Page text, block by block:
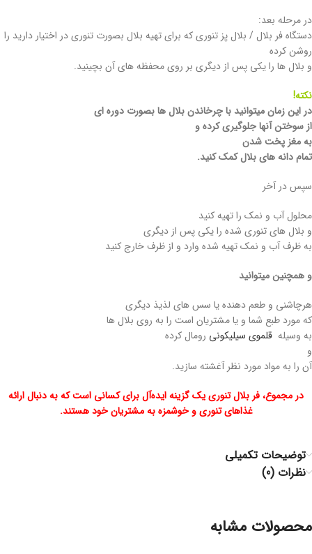
در مرحله بعد:
دستگاه فر بلال / بلال پز تنوری که برای تهیه بلال بصورت تنوری در اختیار دارید را
روشن کرده
و بلال ها را یکی پس از دیگری بر روی محفظه های آن بچینید.
نکته!
در این زمان میتوانید با چرخاندن بلال ها بصورت دوره ای
از سوختن آنها جلوگیری کرده و
به مغز پخت شدن
تمام دانه های بلال کمک کنید.
سپس در آخر
محلول آب و نمک را تهیه کنید
و بلال های تنوری شده را یکی پس از دیگری
به ظرف آب و نمک تهیه شده وارد و از ظرف خارج کنید
و همچنین میتوانید
هرچاشنی و طعم دهنده یا سس های لذیذ دیگری
که مورد طبع شما و یا مشتریان است را به روی بلال ها
به وسیله قلموی سیلیکونی رومال کرده
و
آن را به مواد مورد نظر آغشته سازید.
در مجموع، فر بلال تنوری یک گزینه ایده‌آل برای کسانی است که به دنبال ارائه
غذاهای تنوری و خوشمزه به مشتریان خود هستند.
توضیحات تکمیلی
نظرات (0)
محصولات مشابه